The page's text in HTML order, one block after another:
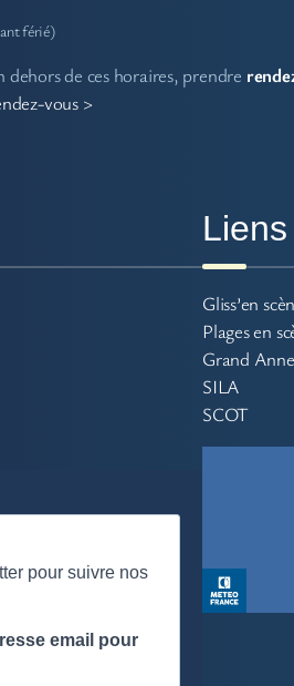
férié)
de ces horaires, prendre
vous >
Gliss’en
Plages en
Grand
SILA
SCOT